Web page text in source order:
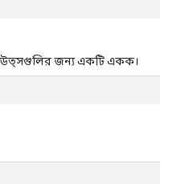
উত্সগুলির জন্য একটি একক।